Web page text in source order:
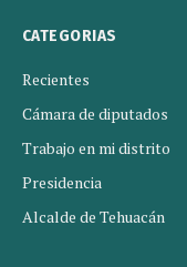
CATEGORIAS
Recientes
Cámara de diputados
Trabajo en mi distrito
Presidencia
Alcalde de Tehuacán